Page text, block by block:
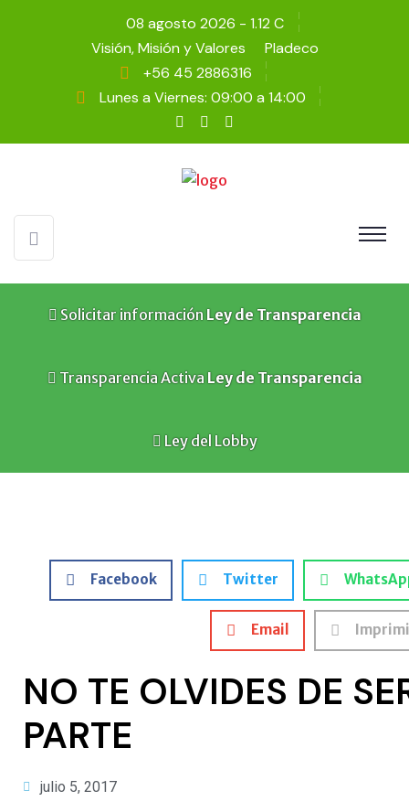
08 agosto 2026 - 1.12 C
Visión, Misión y Valores
Pladeco
+56 45 2886316
Lunes a Viernes: 09:00 a 14:00
Solicitar informaciónLey de Transparencia
Transparencia ActivaLey de Transparencia
Ley del Lobby
Facebook Twitter
Email
NO TE OLVIDES DE
PARTE
julio 5, 2017